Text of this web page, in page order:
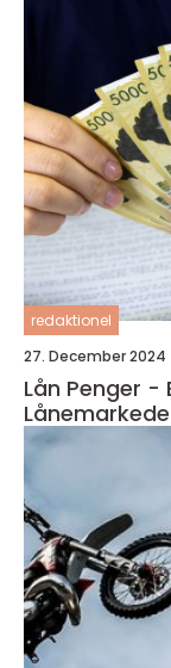
redaktionel
27. December 2024
Lån Penger -